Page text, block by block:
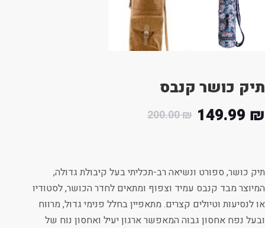
תיק כושר קנבס
200.00₪ 149.99 ₪
תיק כושר, ספורט ונשיאה רב-תכליתי בעל קיבולת גדולה,
המיוצר מבד קנבס עמיד וצפוף ומתאים לחדר הכושר, לסטודיו
או לנסיעות וטיולים קצרים. מתאפיין בחלל פנימי גדול, מרווח
ובעל נפח אחסון גבוה המאפשר ארגון יעיל ואחסון נוח של